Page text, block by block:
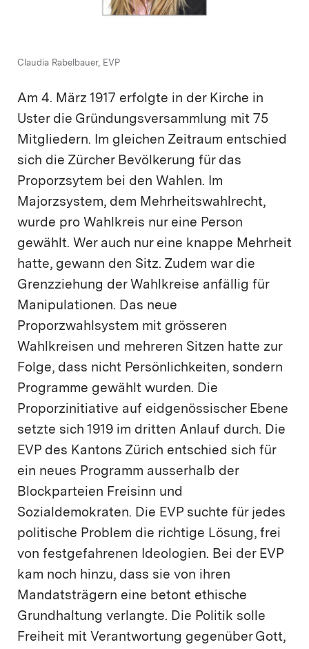
Claudia Rabelbauer, EVP
Am 4. März 1917 erfolgte in der Kirche in
Uster die Gründungsversammlung mit 75
Mitgliedern. Im gleichen Zeitraum entschied
sich die Zürcher Bevölkerung für das
Proporzsytem bei den Wahlen. Im
Majorzsystem, dem Mehrheitswahlrecht,
wurde pro Wahlkreis nur eine Person
gewählt. Wer auch nur eine knappe Mehrheit
hatte, gewann den Sitz. Zudem war die
Grenzziehung der Wahlkreise anfällig für
Manipulationen. Das neue
Proporzwahlsystem mit grösseren
Wahlkreisen und mehreren Sitzen hatte zur
Folge, dass nicht Persönlichkeiten, sondern
Programme gewählt wurden. Die
Proporzinitiative auf eidgenössischer Ebene
setzte sich 1919 im dritten Anlauf durch. Die
EVP des Kantons Zürich entschied sich für
ein neues Programm ausserhalb der
Blockparteien Freisinn und
Sozialdemokraten. Die EVP suchte für jedes
politische Problem die richtige Lösung, frei
von festgefahrenen Ideologien. Bei der EVP
kam noch hinzu, dass sie von ihren
Mandatsträgern eine betont ethische
Grundhaltung verlangte. Die Politik solle
Freiheit mit Verantwortung gegenüber Gott,